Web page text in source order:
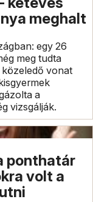
meghalt
egy 26
meg tudta
közeledő vonat
a
vizsgálják.
ponthatár
volt a